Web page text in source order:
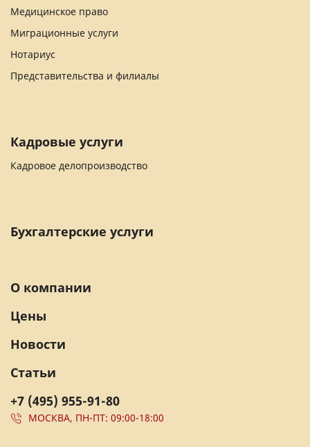
Медицинское право
Миграционные услуги
Нотариус
Представительства и филиалы
Кадровые услуги
Кадровое делопроизводство
Бухгалтерские услуги
+7 (495) 955-91-80
МОСКВА, ПН-ПТ: 09:00-18:00
О компании
Цены
Новости
Статьи